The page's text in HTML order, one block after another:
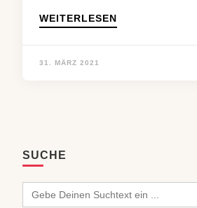
WEITERLESEN
31. MÄRZ 2021
SUCHE
Search
for: